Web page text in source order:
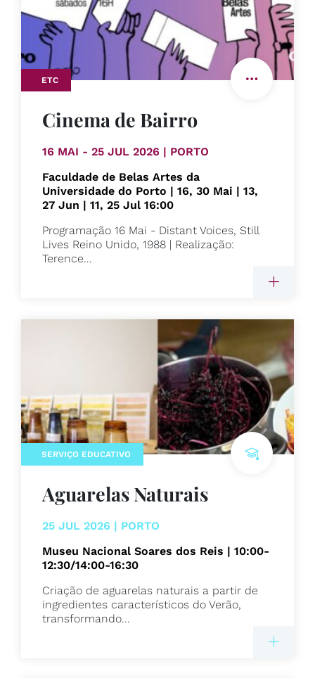
ETC
Cinema de Bairro
16 MAI - 25 JUL 2026 | PORTO
Faculdade de Belas Artes da
Universidade do Porto | 16, 30 Mai | 13,
27 Jun | 11, 25 Jul 16:00
Programação 16 Mai - Distant Voices, Still
Lives Reino Unido, 1988 | Realização:
Terence...
SERVIÇO EDUCATIVO
Aguarelas Naturais
25 JUL 2026 | PORTO
Museu Nacional Soares dos Reis | 10:00-
12:30/14:00-16:30
Criação de aguarelas naturais a partir de
ingredientes característicos do Verão,
transformando...